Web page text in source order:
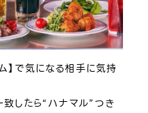
】で気になる相手に気持
したら“ハナマル”つき